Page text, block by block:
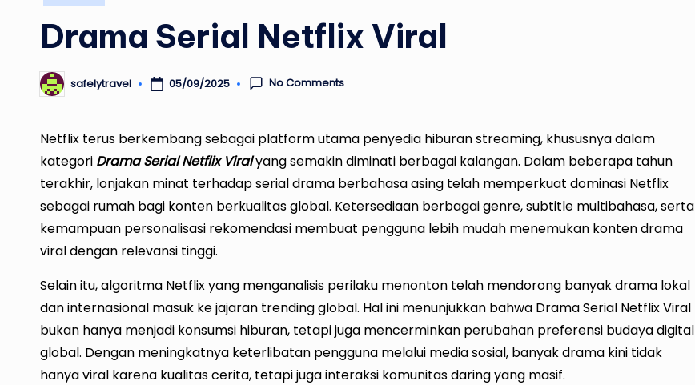
Drama Serial Netflix Viral
Posted
by
safelytravel 05/09/2025 No Comments
Netflix terus berkembang sebagai platform utama penyedia hiburan streaming, khususnya dalam
kategori Drama Serial Netflix Viralyang semakin diminati berbagai kalangan. Dalam beberapa tahun
terakhir, lonjakan minat terhadap serial drama berbahasa asing telah memperkuat dominasi Netflix
sebagai rumah bagi konten berkualitas global. Ketersediaan berbagai genre, subtitle multibahasa, serta
kemampuan personalisasi rekomendasi membuat pengguna lebih mudah menemukan konten drama
viral dengan relevansi tinggi.
Selain itu, algoritma Netflix yang menganalisis perilaku menonton telah mendorong banyak drama lokal
dan internasional masuk ke jajaran trending global. Hal ini menunjukkan bahwa Drama Serial Netflix Viral
bukan hanya menjadi konsumsi hiburan, tetapi juga mencerminkan perubahan preferensi budaya digital
global. Dengan meningkatnya keterlibatan pengguna melalui media sosial, banyak drama kini tidak
hanya viral karena kualitas cerita, tetapi juga interaksi komunitas daring yang masif.